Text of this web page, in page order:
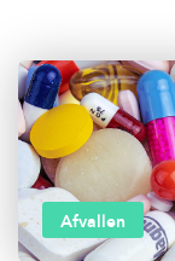
Afvallen